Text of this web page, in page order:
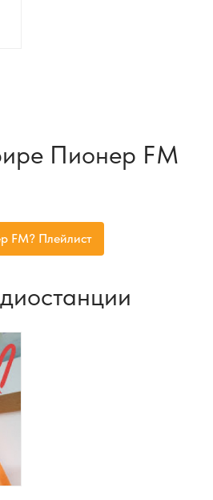
Пионер FM
FM? Плейлист